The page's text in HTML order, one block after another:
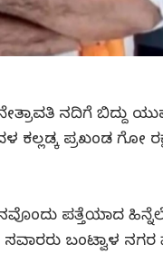
ನದಿಗೆ ಬಿದ್ದು
ಪ್ರಖಂಡ ಗೋ
ಪತ್ತೆಯಾದ
ಬಂಟ್ವಾಳ